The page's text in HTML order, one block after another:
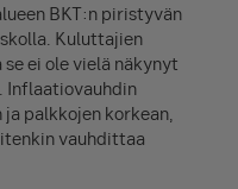
BKT:n piristyvän
Kuluttajien
ei ole vielä näkynyt
Inflaatiovauhdin
palkkojen korkean,
vauhdittaa